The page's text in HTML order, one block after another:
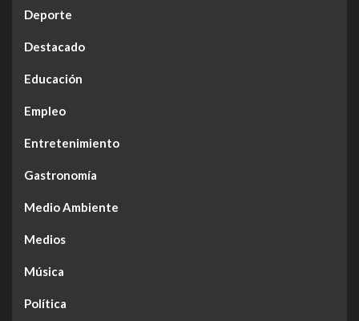
Deporte
Destacado
Educación
Empleo
Entretenimiento
Gastronomía
Medio Ambiente
Medios
Música
Política